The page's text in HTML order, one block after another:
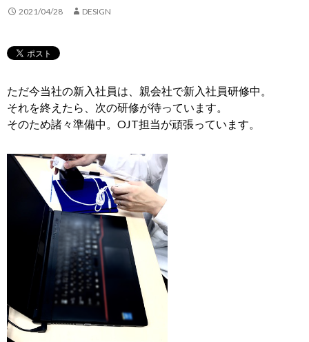
キ
プ
2021/04/28 DESIGN
ただ今当社の新入社員は、親会社で新入社員研修中。
それを終えたら、次の研修が待っています。
そのため諸々準備中。OJT担当が頑張っています。